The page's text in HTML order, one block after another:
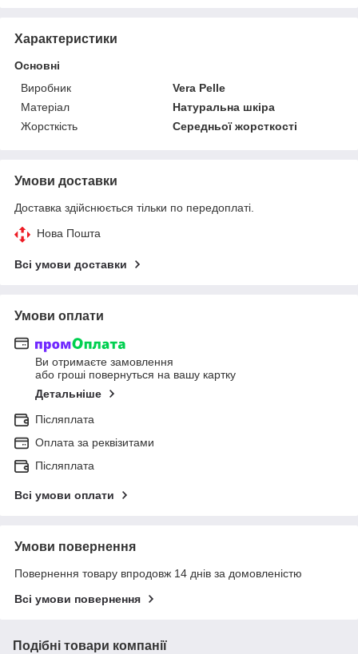
Характеристики
Основні
Виробник
Vera Pelle
Матеріал
Натуральна шкіра
Жорсткість
Середньої жорсткості
Умови доставки
Доставка здійснюється тільки по передоплаті.
Нова Пошта
Всі умови доставки
Умови оплати
Ви отримаєте замовлення
або гроші повернуться на вашу картку
Детальніше
Післяплата
Оплата за реквізитами
Післяплата
Всі умови оплати
Умови повернення
Повернення товару впродовж 14 днів за домовленістю
Всі умови повернення
Подібні товари компанії